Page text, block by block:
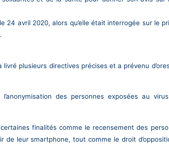
avril 2020, alors qu’elle était interrogée sur le
plusieurs directives précises et a prévenu
des personnes exposées au
finalités comme le recensement des
leur smartphone, tout comme le droit